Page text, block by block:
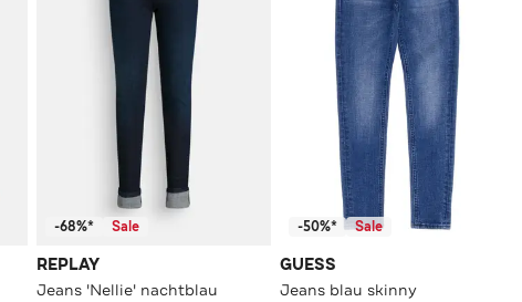
-68%* Sale
REPLAY
Jeans 'Nellie' nachtblau
-50%* Sale
GUESS
Jeans blau skinny